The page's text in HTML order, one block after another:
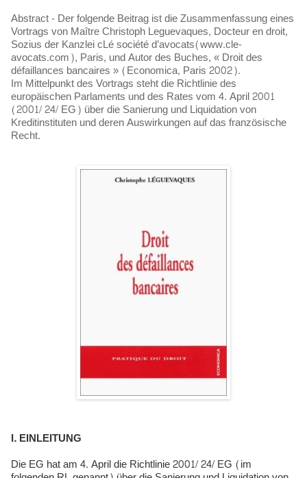
Abstract - Der folgende Beitrag ist die Zusammenfassung eines
Vortrags von Maître Christoph Leguevaques, Docteur en droit,
Sozius der Kanzlei cLé société d’avocats(www.cle-
avocats.com), Paris, und Autor des Buches, « Droit des
défaillances bancaires » (Economica, Paris 2002).
Im Mittelpunkt des Vortrags steht die Richtlinie des
europäischen Parlaments und des Rates vom 4. April 2001
(2001/ 24/ EG) über die Sanierung und Liquidation von
Kreditinstituten und deren Auswirkungen auf das französische
Recht.
I. EINLEITUNG
Die EG hat am 4. April die Richtlinie 2001/ 24/ EG (im